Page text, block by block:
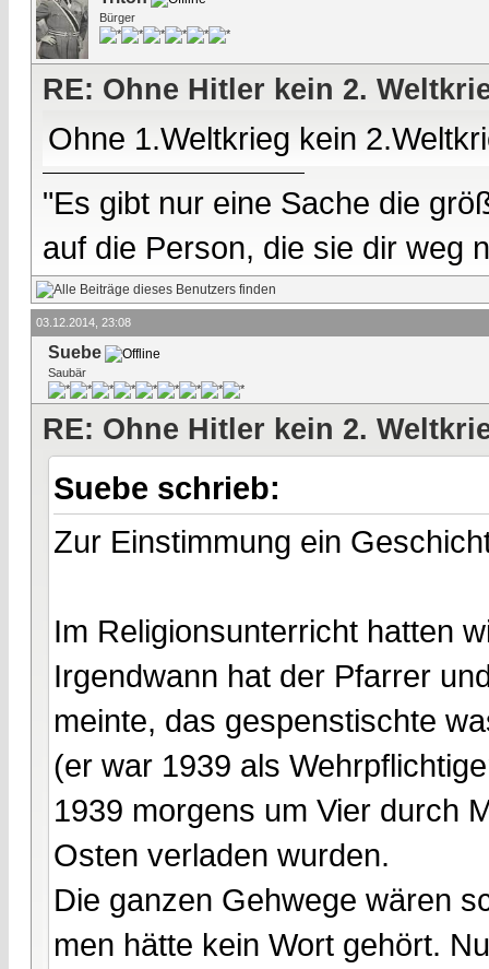
Bürger
RE: Ohne Hitler kein 2.
Ohne 1.Weltkrieg kein
"Es gibt nur eine Sache die
auf die Person, die sie dir weg
03.12.2014, 23:08
Suebe
Saubär
RE: Ohne Hitler kein 2.
Suebe schrieb:
Zur Einstimmung ein
Im Religionsunterricht hatten
Irgendwann hat der Pfarrer
meinte, das gespenstischte
(er war 1939 als
1939 morgens um Vier durch
Osten verladen wurden.
Die ganzen Gehwege wären
men hätte kein Wort gehört.